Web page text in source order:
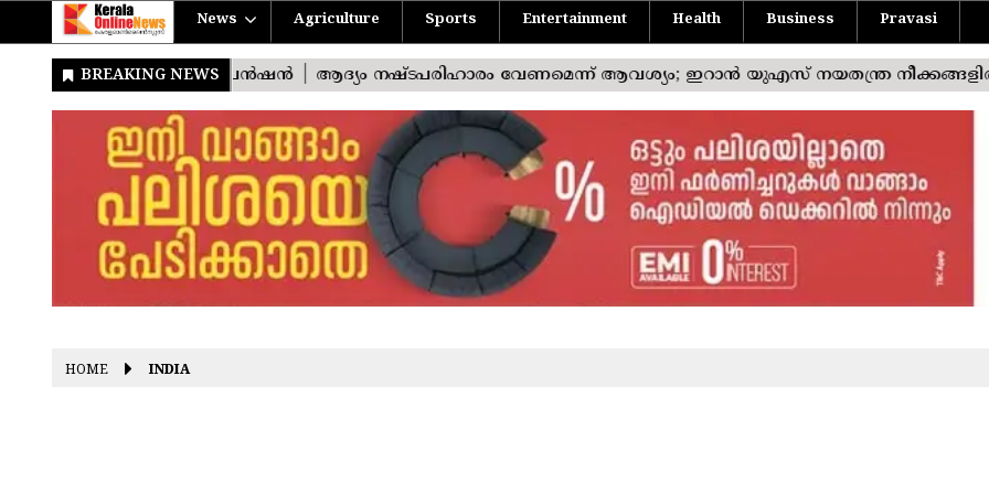
News Agriculture Sports Entertainment Health Business Pravasi
HOME INDIA